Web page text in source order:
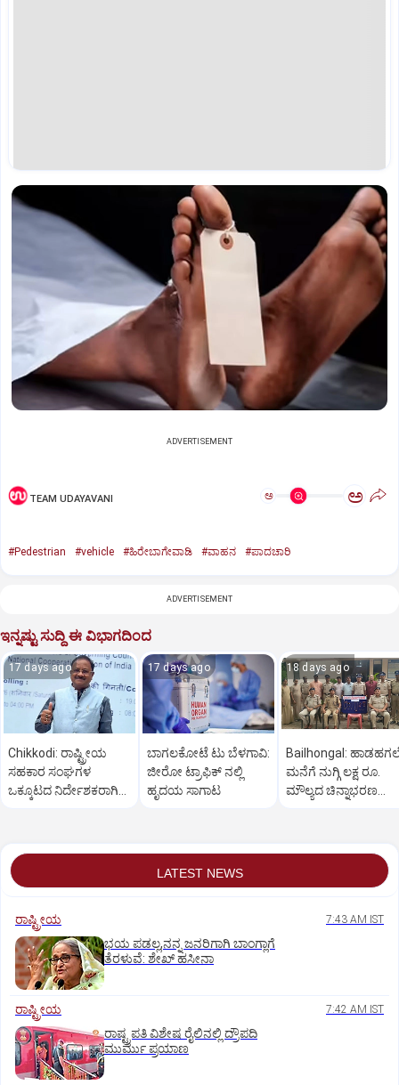
ADVERTISEMENT
TEAM UDAYAVANI ಅ ಅ
#Pedestrian #vehicle #ಹಿರೇಬಾಗೇವಾಡಿ #ವಾಹನ #ಪಾದಚಾರಿ
ADVERTISEMENT
ಇನ್ನಷ್ಟು ಸುದ್ದಿ ಈ ವಿಭಾಗದಿಂದ
17 days ago
Chikkodi: ರಾಷ್ಟ್ರೀಯ
ಸಹಕಾರ ಸಂಘಗಳ
ಒಕ್ಕೂಟದ ನಿರ್ದೇಶಕರಾಗಿ
17 days ago
ಬಾಗಲಕೋಟೆ ಟು ಬೆಳಗಾವಿ:
ಜೀರೋ ಟ್ರಾಫಿಕ್ ನಲ್ಲಿ
ಹೃದಯ ಸಾಗಾಟ
18 days ago
Bailhongal:
ಮನೆಗೆ ನುಗ್ಗಿ ಲಕ್ಷ ರೂ.
ಮೌಲ್ಯದ ಚಿನ್ನಾಭರಣ
LATEST NEWS
ರಾಷ್ಟ್ರೀಯ 7:43 AM IST
ಭಯ ಪಡಲ್ಲ,ನನ್ನ ಜನರಿಗಾಗಿ ಬಾಂಗ್ಲಾಗೆ
ತೆರಳುವೆ: ಶೇಖ್‌ ಹಸೀನಾ
ರಾಷ್ಟ್ರೀಯ 7:42 AM IST
ರಾಷ್ಟ್ರಪತಿ ವಿಶೇಷ ರೈಲಿನಲ್ಲಿ ದ್ರೌಪದಿ
ಮುರ್ಮು ಪ್ರಯಾಣ